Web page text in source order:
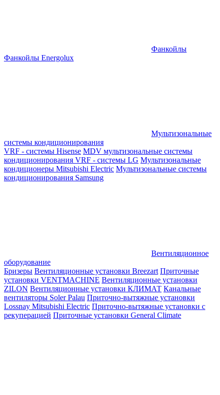
Фанкойлы
Фанкойлы Energolux
Мультизональные
системы кондиционирования
VRF - системы Hisense MDV мультизональные системы
кондиционирования VRF - системы LG Мультизональные
кондиционеры Mitsubishi Electric Мультизональные системы
кондиционирования Samsung
Вентиляционное
оборудование
Бризеры Вентиляционные установки Breezart Приточные
установки VENTMACHINE Вентиляционные установки
ZILON Вентиляционные установки КЛИМАТ Канальные
вентиляторы Soler Palau Приточно-вытяжные установки
Lossnay Mitsubishi Electric Приточно-вытяжные установки с
рекуперацией Приточные установки General Climate